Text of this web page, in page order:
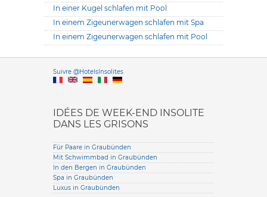
In einer Kugel schlafen mit Pool
In einem Zigeunerwagen schlafen mit Spa
In einem Zigeunerwagen schlafen mit Pool
Suivre @HotelsInsolitesVersione
IDÉES DE WEEK-END INSOLITE
DANS LES GRISONS
Für Paare in Graubünden
Mit Schwimmbad in Graubünden
In den Bergen in Graubünden
Spa in Graubünden
Luxus in Graubünden